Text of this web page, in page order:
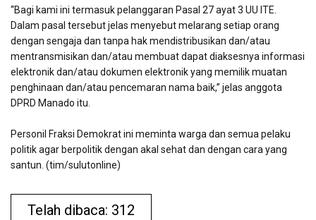
“Bagi kami ini termasuk pelanggaran Pasal 27 ayat 3 UU ITE.
Dalam pasal tersebut jelas menyebut melarang setiap orang
dengan sengaja dan tanpa hak mendistribusikan dan/atau
mentransmisikan dan/atau membuat dapat diaksesnya informasi
elektronik dan/atau dokumen elektronik yang memilik muatan
penghinaan dan/atau pencemaran nama baik,” jelas anggota
DPRD Manado itu.
Personil Fraksi Demokrat ini meminta warga dan semua pelaku
politik agar berpolitik dengan akal sehat dan dengan cara yang
santun. (tim/sulutonline)
Telah dibaca: 312